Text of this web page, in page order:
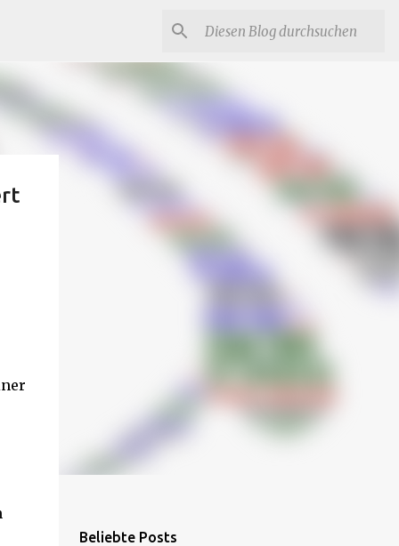
Beliebte Posts